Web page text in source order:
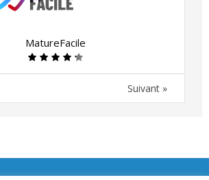
MatureFacile
Suivant »